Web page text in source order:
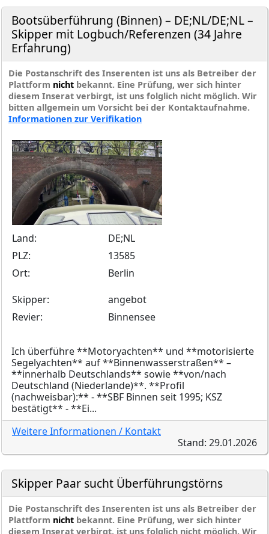
Bootsüberführung (Binnen) – DE;NL/DE;NL –
Skipper mit Logbuch/Referenzen (34 Jahre
Erfahrung)
Die Postanschrift des Inserenten ist uns als Betreiber der
Plattform nicht bekannt. Eine Prüfung, wer sich hinter
diesem Inserat verbirgt, ist uns folglich nicht möglich. Wir
bitten allgemein um Vorsicht bei der Kontaktaufnahme.
Informationen zur Verifikation
Land:
DE;NL
PLZ:
13585
Ort:
Berlin
Skipper:
angebot
Revier:
Binnensee
Ich überführe **Motoryachten** und **motorisierte
Segelyachten** auf **Binnenwasserstraßen** –
**innerhalb Deutschlands** sowie **von/nach
Deutschland (Niederlande)**. **Profil
(nachweisbar):** - **SBF Binnen seit 1995; KSZ
bestätigt** - **Ei...
Weitere Informationen / Kontakt
Stand: 29.01.2026
Skipper Paar sucht Überführungstörns
Die Postanschrift des Inserenten ist uns als Betreiber der
Plattform nicht bekannt. Eine Prüfung, wer sich hinter
diesem Inserat verbirgt, ist uns folglich nicht möglich. Wir